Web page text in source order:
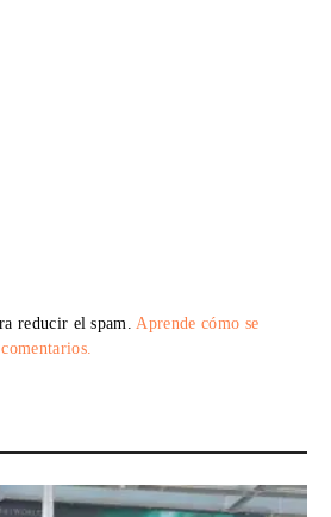
reducir el spam. Aprende cómo se